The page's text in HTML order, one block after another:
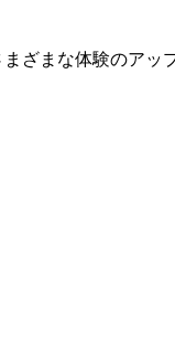
ざまな体験のアッ